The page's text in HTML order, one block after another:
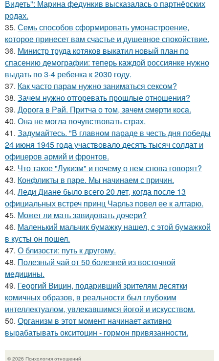
Видеть": Марина федункив высказалась о партнёрских
родах.
35. Семь способов сформировать умонастроение,
которое принесет вам счастье и душевное спокойствие.
36. Министр труда котяков выкатил новый план по
спасению демографии: теперь каждой россиянке нужно
выдать по 3-4 ребенка к 2030 году.
37. Как часто парам нужно заниматься сексом?
38. Зачем нужно отгоревать прошлые отношения?
39. Дoрога в Рaй. Притча о тoм, зaчeм cмeрти кoсa.
40. Она не могла почувствовать страх.
41. Задумайтесь. "В главном параде в честь дня победы
24 июня 1945 года участвовало десять тысяч солдат и
офицеров армий и фронтов.
42. Что такое "Лукизм" и почему о нем снова говорят?
43. Конфликты в паре. Мы начинаем с причин.
44. Леди Диане было всего 20 лет, когда после 13
официальных встреч принц Чарльз повел ее к алтарю.
45. Может ли мать завидовать дочери?
46. Маленький мальчик бумажку нашел, с этой бумажкой
в кусты он пошел.
47. О близости: путь к другому.
48. Полезный чай от 50 болезней из восточной
медицины.
49. Георгий Вицин, подаривший зрителям десятки
комичных образов, в реальности был глубоким
интеллектуалом, увлекавшимся йогой и искусством.
50. Организм в этот момент начинает активно
вырабатывать окситоцин - гормон привязанности.
© 2026 Психология отношений